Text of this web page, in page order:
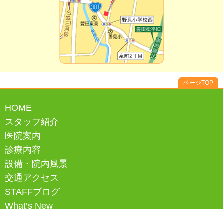
ページTOP
HOME
スタッフ紹介
医院案内
診療内容
設備・院内風景
交通アクセス
STAFFブログ
What’s New